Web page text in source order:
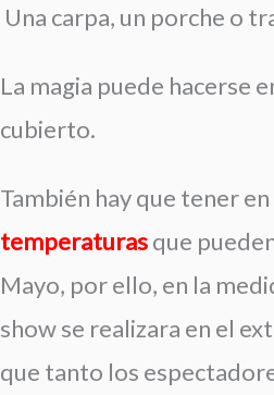
Una carpa, un porche o
La magia puede hacerse
cubierto.
También hay que tener
temperaturasque
Mayo, por ello, en la
show se realizara en el
que tanto los